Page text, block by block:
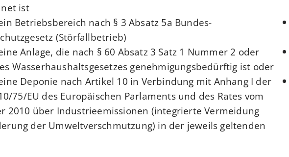
ist,
Betriebsbereich nach § 3 Absatz 5a Bundes-
(Störfallbetrieb),
Anlage, die nach § 60 Absatz 3 Satz 1 Nummer 2 oder
Wasserhaushaltsgesetzes genehmigungsbedürftig ist oder
Deponie nach Artikel 10 in Verbindung mit Anhang I der
75/EU des Europäischen Parlaments und des Rates vom
2010 über Industrieemissionen (integrierte Vermeidung
der Umweltverschmutzung) in der jeweils geltenden